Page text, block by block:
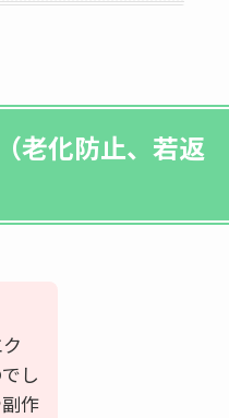
老化防止、若返
し
作